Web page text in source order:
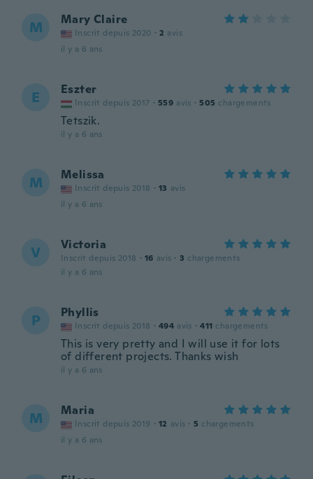
M Mary Claire
Inscrit depuis 2020 · 2 avis
il y a 6 ans
E Eszter
Inscrit depuis 2017 · 559 avis · 505 chargements
Tetszik.
il y a 6 ans
M Melissa
Inscrit depuis 2018 · 13 avis
il y a 6 ans
V Victoria
Inscrit depuis 2018 · 16 avis · 3 chargements
il y a 6 ans
P Phyllis
Inscrit depuis 2018 · 494 avis · 411 chargements
This is very pretty and I will use it for lots
of different projects. Thanks wish
il y a 6 ans
M Maria
Inscrit depuis 2019 · 12 avis · 5 chargements
il y a 6 ans